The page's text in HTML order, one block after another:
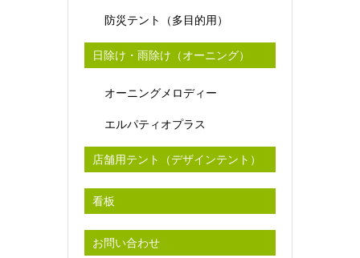
防災テント（多目的用）
日除け・雨除け（オーニング）
オーニングメロディー
エルパティオプラス
店舗用テント（デザインテント）
看板
お問い合わせ